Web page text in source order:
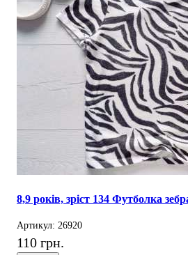
8,9 років, зріст 134 Футболка
Артикул: 26920
110 грн.